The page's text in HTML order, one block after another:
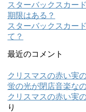
スターバックスカー
期限はある？
スターバックスカー
て？
最近のコメント
クリスマスの赤い実
蛍の光が閉店音楽な
クリスマスの赤い実
り